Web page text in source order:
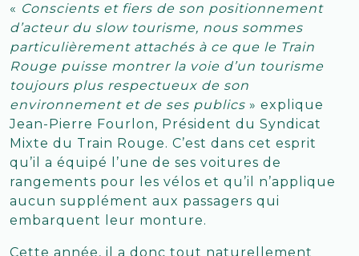
« Conscients et fiers de son positionnement
d’acteur du slow tourisme, nous sommes
particulièrement attachés à ce que le Train
Rouge puisse montrer la voie d’un tourisme
toujours plus respectueux de son
environnement et de ses publics » explique
Jean-Pierre Fourlon, Président du Syndicat
Mixte du Train Rouge. C’est dans cet esprit
qu’il a équipé l’une de ses voitures de
rangements pour les vélos et qu’il n’applique
aucun supplément aux passagers qui
embarquent leur monture.
Cette année, il a donc tout naturellement